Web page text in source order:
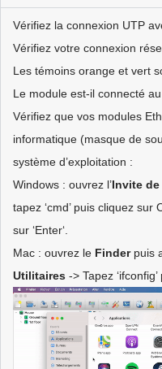
Vérifiez la connexion UTP
Vérifiez votre connexion
Les témoins orange et vert
Le module est-il connecté
Vérifiez que vos modules
informatique (masque de
système d’exploitation :
Windows : ouvrez l’Invite
tapez ‘cmd’ puis cliquez sur
sur ‘Enter‘.
Mac : ouvrez le Finder puis
Utilitaires -> Tapez